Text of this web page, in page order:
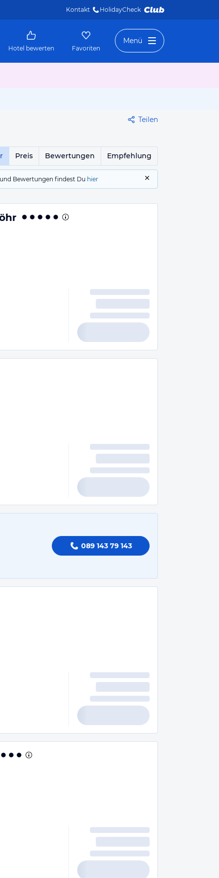
Kontakt HolidayCheck
Hotel bewerten Favoriten
Menü
Teilen
Preis Bewertungen Empfehlung
Bewertungen findest Du hier
089 143 79 143